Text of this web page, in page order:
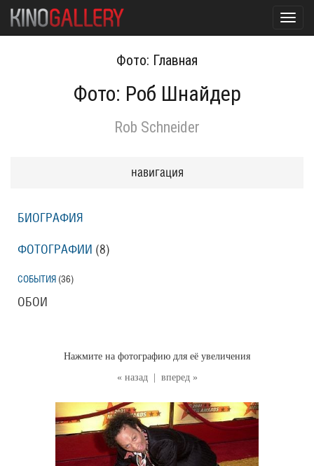
Фото: Главная
Фото: Роб Шнайдер
Rob Schneider
« назад вперед »
Нажмите на фотографию для её увеличения
навигация
БИОГРАФИЯ
ФОТОГРАФИИ (8)
СОБЫТИЯ (36)
ОБОИ